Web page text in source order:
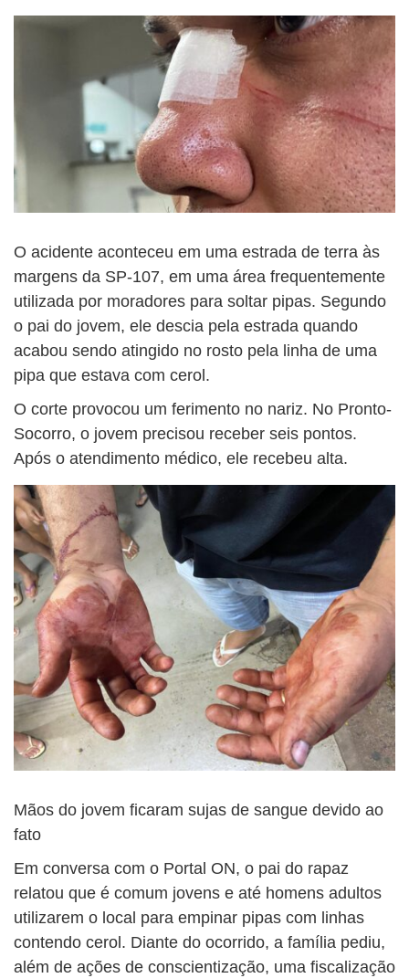
O acidente aconteceu em uma estrada de terra às
margens da SP-107, em uma área frequentemente
utilizada por moradores para soltar pipas. Segundo
o pai do jovem, ele descia pela estrada quando
acabou sendo atingido no rosto pela linha de uma
pipa que estava com cerol.
O corte provocou um ferimento no nariz. No Pronto-
Socorro, o jovem precisou receber seis pontos.
Após o atendimento médico, ele recebeu alta.
Mãos do jovem ficaram sujas de sangue devido ao
fato
Em conversa com o Portal ON, o pai do rapaz
relatou que é comum jovens e até homens adultos
utilizarem o local para empinar pipas com linhas
contendo cerol. Diante do ocorrido, a família pediu,
além de ações de conscientização, uma fiscalização